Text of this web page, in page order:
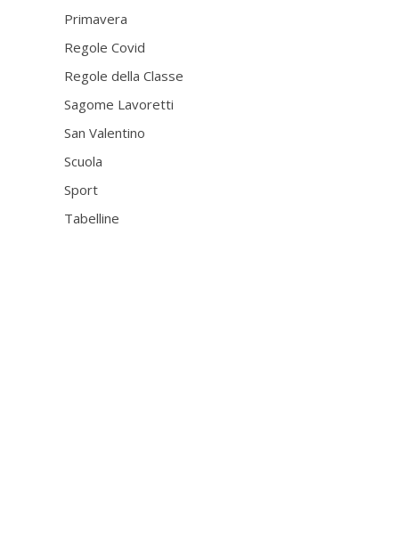
Primavera
Regole Covid
Regole della Classe
Sagome Lavoretti
San Valentino
Scuola
Sport
Tabelline